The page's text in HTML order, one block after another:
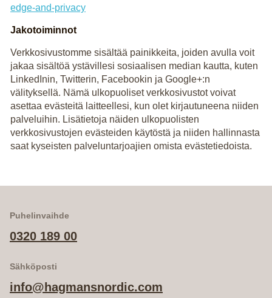
edge-and-privacy
Jakotoiminnot
Verkkosivustomme sisältää painikkeita, joiden avulla voit
jakaa sisältöä ystävillesi sosiaalisen median kautta, kuten
LinkedInin, Twitterin, Facebookin ja Google+:n
välityksellä. Nämä ulkopuoliset verkkosivustot voivat
asettaa evästeitä laitteellesi, kun olet kirjautuneena niiden
palveluihin. Lisätietoja näiden ulkopuolisten
verkkosivustojen evästeiden käytöstä ja niiden hallinnasta
saat kyseisten palveluntarjoajien omista evästetiedoista.
Puhelinvaihde
0320 189 00
Sähköposti
info@hagmansnordic.com